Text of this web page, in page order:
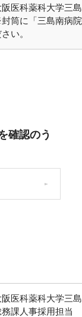
阪医科薬科大学三
筒に「三島南病
い。
確認のう
阪医科薬科大学三
務課人事採用担当